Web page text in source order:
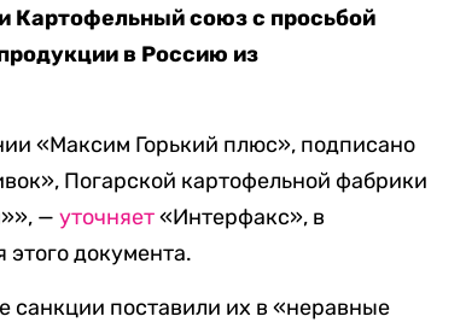
Картофельный союз с просьбой
в Россию из
«Максим Горький плюс», подписано
Погарской картофельной фабрики
—уточняет«Интерфакс», в
документа.
санкции поставили их в «неравные